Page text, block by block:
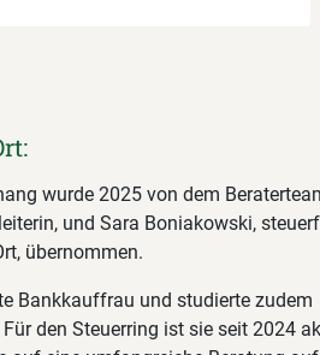
wurde 2025 von dem
und Sara Boniakowski,
übernommen.
Bankkauffrau und studierte zudem
den Steuerring ist sie seit 2024